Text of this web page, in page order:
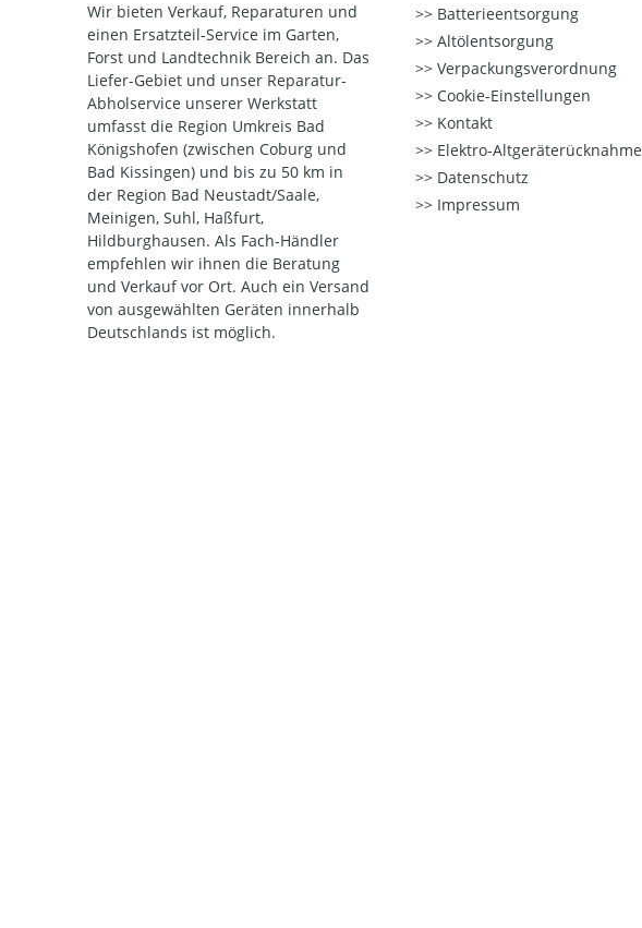
Wir bieten Verkauf, Reparaturen und
einen Ersatzteil-Service im Garten,
Forst und Landtechnik Bereich an. Das
Liefer-Gebiet und unser Reparatur-
Abholservice unserer Werkstatt
umfasst die Region Umkreis Bad
Königshofen (zwischen Coburg und
Bad Kissingen) und bis zu 50 km in
der Region Bad Neustadt/Saale,
Meinigen, Suhl, Haßfurt,
Hildburghausen. Als Fach-Händler
empfehlen wir ihnen die Beratung
und Verkauf vor Ort. Auch ein Versand
von ausgewählten Geräten innerhalb
Deutschlands ist möglich.
Batterieentsorgung
Altölentsorgung
Verpackungsverordnung
Cookie-Einstellungen
Kontakt
Elektro-Altgeräterücknahme
Datenschutz
Impressum